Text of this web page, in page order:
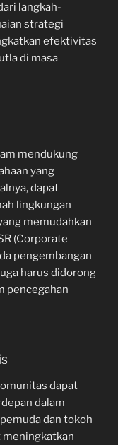
langkah-
strategi
efektivitas
di masa
mendukung
yang
dapat
lingkungan
memudahkan
(Corporate
pengembangan
harus didorong
pencegahan
dapat
dalam
dan tokoh
meningkatkan